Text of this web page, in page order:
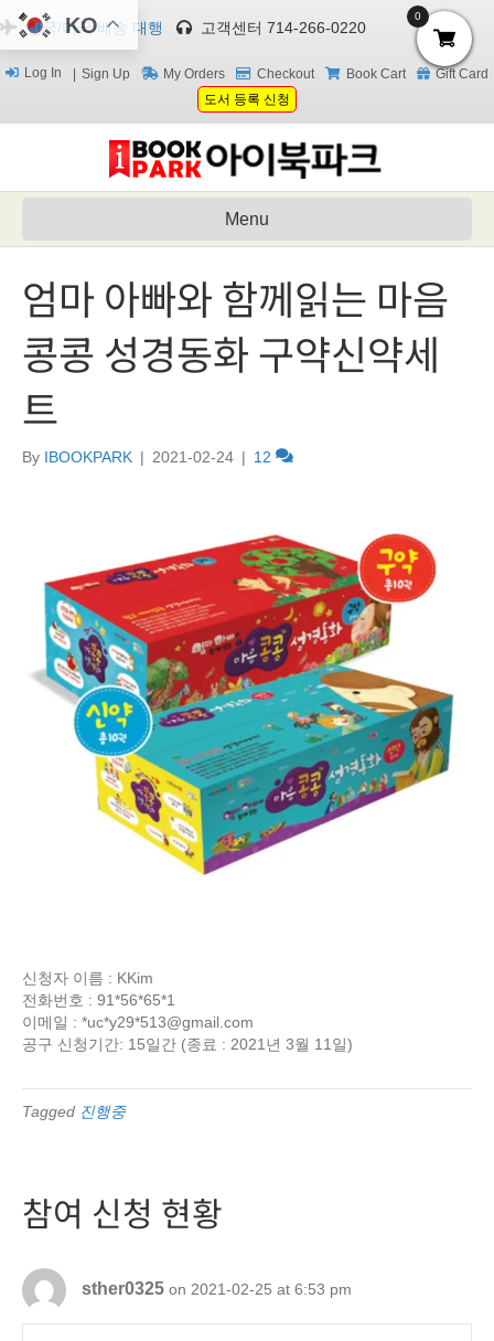
한국/미국 배송 대행 고객센터 714-266-0220
Log In Sign Up My Orders Checkout Book Cart
Gift Card
도서 등록 신청
Menu
엄마 아빠와 함께읽는 마음
콩콩 성경동화 구약신약세
트
By IBOOKPARK | 2021-02-24 | 12
신청자 이름 : KKim
전화번호 : 91*56*65*1
이메일 : *uc*y29*513@gmail.com
공구 신청기간: 15일간 (종료 : 2021년 3월 11일)
Tagged 진행중
참여 신청 현황
sther0325 on 2021-02-25 at 6:53 pm
KO 0